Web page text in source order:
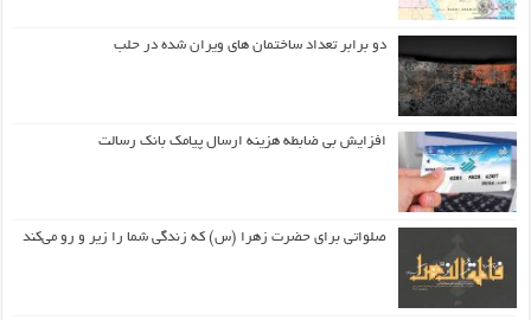
دو برابر تعداد ساختمان های ویران شده در حلب
افزایش بی ضابطه هزینه ارسال پیامک بانک رسالت
صلواتی برای حضرت زهرا (س) که زندگی شما را زیر و رو می‌کند